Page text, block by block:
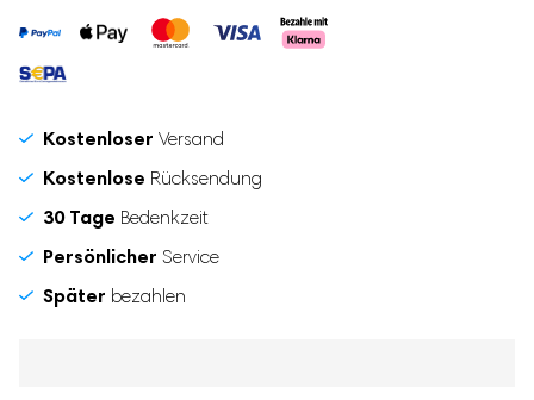
Kostenloser Versand
Kostenlose Rücksendung
30 Tage Bedenkzeit
Persönlicher Service
Später bezahlen